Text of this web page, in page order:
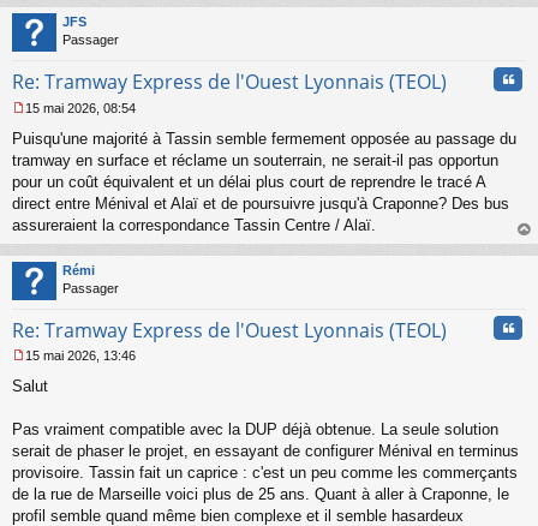
JFS
Passager
Re: Tramway Express de l'Ouest Lyonnais (TEOL)
e
s
g
e
n
o
n
l
15 mai 2026, 08:54
Puisqu'une majorité à Tassin semble fermement opposée au passage du
tramway en surface et réclame un souterrain, ne serait-il pas opportun
pour un coût équivalent et un délai plus court de reprendre le tracé A
direct entre Ménival et Alaï et de poursuivre jusqu'à Craponne? Des bus
assureraient la correspondance Tassin Centre / Alaï.
au
Rémi
Passager
Re: Tramway Express de l'Ouest Lyonnais (TEOL)
e
g
e
n
o
15 mai 2026, 13:46
Salut
Pas vraiment compatible avec la DUP déjà obtenue. La seule solution
serait de phaser le projet, en essayant de configurer Ménival en terminus
provisoire. Tassin fait un caprice : c'est un peu comme les commerçants
de la rue de Marseille voici plus de 25 ans. Quant à aller à Craponne, le
profil semble quand même bien complexe et il semble hasardeux